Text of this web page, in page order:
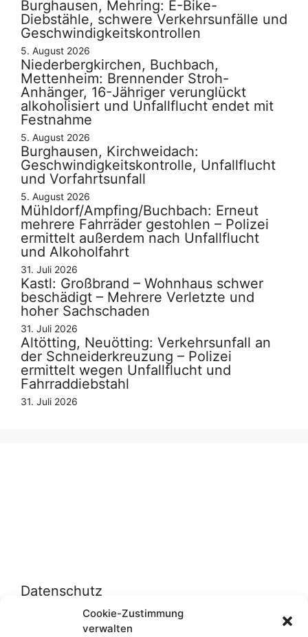
Cookie-Zustimmung
verwalten
Burghausen, Mehring: E-Bike-
Diebstähle, schwere Verkehrsunfälle und
Geschwindigkeitskontrollen
5. August 2026
Niederbergkirchen, Buchbach,
Mettenheim: Brennender Stroh-
Anhänger, 16-Jähriger verunglückt
alkoholisiert und Unfallflucht endet mit
Festnahme
5. August 2026
Burghausen, Kirchweidach:
Geschwindigkeitskontrolle, Unfallflucht
und Vorfahrtsunfall
5. August 2026
Mühldorf/Ampfing/Buchbach: Erneut
mehrere Fahrräder gestohlen – Polizei
ermittelt außerdem nach Unfallflucht
und Alkoholfahrt
31. Juli 2026
Kastl: Großbrand – Wohnhaus schwer
beschädigt – Mehrere Verletzte und
hoher Sachschaden
31. Juli 2026
Altötting, Neuötting: Verkehrsunfall an
der Schneiderkreuzung – Polizei
ermittelt wegen Unfallflucht und
Fahrraddiebstahl
31. Juli 2026
Datenschutz
Datenschutzerklärung